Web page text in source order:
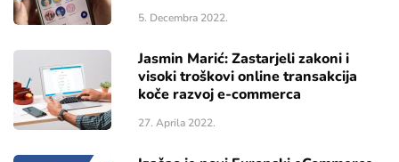
5. Decembra 2022.
Jasmin Marić: Zastarjeli zakoni i
visoki troškovi online transakcija
koče razvoj e-commerca
27. Aprila 2022.